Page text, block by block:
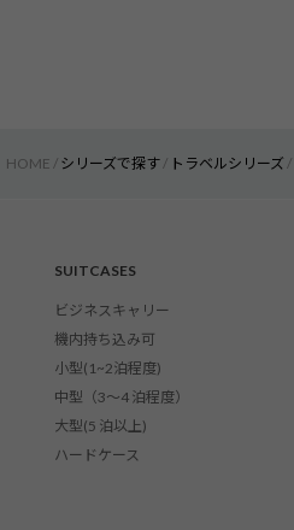
HOME シリーズで探す トラベルシリーズ
SUITCASES
ビジネスキャリー
機内持ち込み可
小型(1~2泊程度)
中型（3〜4 泊程度）
大型(5 泊以上)
ハードケース